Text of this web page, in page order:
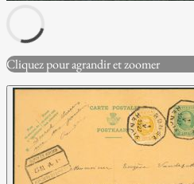
Cliquez pour agrandir et zoomer